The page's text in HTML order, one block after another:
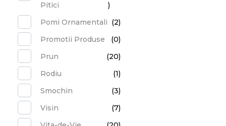
Pitici
)
Pomi Ornamentali (2)
Promotii Produse
(0)
Prun
(20)
Rodiu
(1)
Smochin
(3)
Visin
(7)